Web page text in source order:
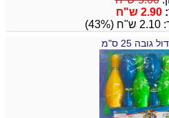
2.90 ש"ח
גובה 25 ס"מ